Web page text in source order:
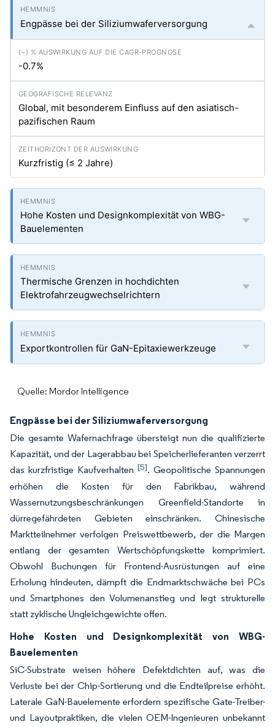
Engpässe bei der Siliziumwaferversorgung
-0.7%
Global, mit besonderem Einfluss auf den asiatisch-
pazifischen Raum
Kurzfristig (≤ 2 Jahre)
Hohe Kosten und Designkomplexität von WBG-
Bauelementen
Thermische Grenzen in hochdichten
Elektrofahrzeugwechselrichtern
Exportkontrollen für GaN-Epitaxiewerkzeuge
Quelle: Mordor Intelligence
Engpässe bei der Siliziumwaferversorgung
Die gesamte Wafernachfrage übersteigt nun die qualifizierte
Kapazität, und der Lagerabbau bei Speicherlieferanten verzerrt
das kurzfristige Kaufverhalten [5]. Geopolitische Spannungen
erhöhen die Kosten für den Fabrikbau, während
Wassernutzungsbeschränkungen Greenfield-Standorte in
dürregefährdeten Gebieten einschränken. Chinesische
Marktteilnehmer verfolgen Preiswettbewerb, der die Margen
entlang der gesamten Wertschöpfungskette komprimiert.
Obwohl Buchungen für Frontend-Ausrüstungen auf eine
Erholung hindeuten, dämpft die Endmarktschwäche bei PCs
und Smartphones den Volumenanstieg und legt strukturelle
statt zyklische Ungleichgewichte offen.
Hohe Kosten und Designkomplexität von WBG-
Bauelementen
SiC-Substrate weisen höhere Defektdichten auf, was die
Verluste bei der Chip-Sortierung und die Endteilpreise erhöht.
Laterale GaN-Bauelemente erfordern spezifische Gate-Treiber-
und Layoutpraktiken, die vielen OEM-Ingenieuren unbekannt